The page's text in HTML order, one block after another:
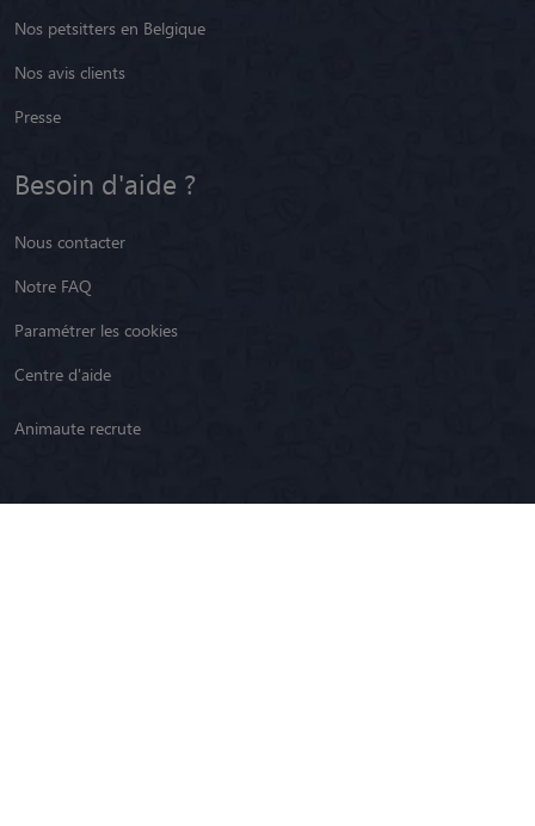
Nos petsitters en Belgique
Nos avis clients
Presse
Besoin d'aide ?
Nous contacter
Notre FAQ
Paramétrer les cookies
Centre d'aide
Animaute recrute
Restez informé !